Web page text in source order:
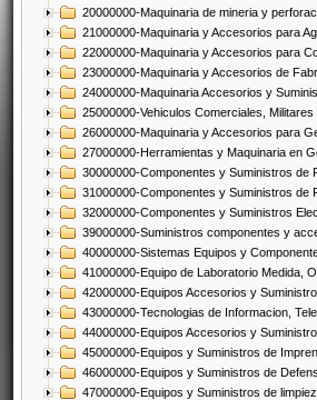
20000000-Maquinaria de mineria y
21000000-Maquinaria y Accesorios para
22000000-Maquinaria y Accesorios para
23000000-Maquinaria y Accesorios de
24000000-Maquinaria Accesorios y
25000000-Vehiculos Comerciales,
26000000-Maquinaria y Accesorios para
27000000-Herramientas y Maquinaria en
30000000-Componentes y Suministros
31000000-Componentes y Suministros de
32000000-Componentes y Suministros
39000000-Suministros componentes y
40000000-Sistemas Equipos y
41000000-Equipo de Laboratorio Medida,
42000000-Equipos Accesorios y
43000000-Tecnologias de Informacion,
44000000-Equipos Accesorios y
45000000-Equipos y Suministros de
46000000-Equipos y Suministros de
47000000-Equipos y Suministros de